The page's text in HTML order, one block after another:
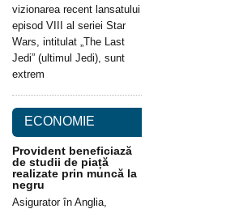
vizionarea recent lansatului
episod VIII al seriei Star
Wars, intitulat „The Last
Jedi” (ultimul Jedi), sunt
extrem
ECONOMIE
Provident beneficiază
de studii de piață
realizate prin muncă la
negru
Asigurator în Anglia,